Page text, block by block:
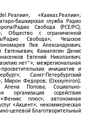
«Кавказ.Реалии»;
башкирская служба Радио
Радио Свобода (PCE/PC);
Общество с ограниченной
Радио Свобода»; Чешское
Лев Александрович;
Камалягин Денис
Евгений Николаевич;
межрегиональная
инициатив и
Санкт-Петербургский
Мирон Федоров; (Oxxxymiron);
Алена Попова; Социально-
организация содействия
плюс»; автономная
«Акцент»; некоммерческая
целевой Благотворительный